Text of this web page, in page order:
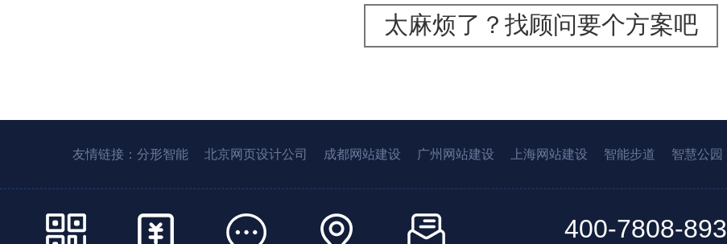
太麻烦了？找顾问要个方案吧
友情链接： 分形智能 北京网页设计公司 成都网站建设 广州网站建设 上海网站建设 智能步道 智慧公园
400-7808-893